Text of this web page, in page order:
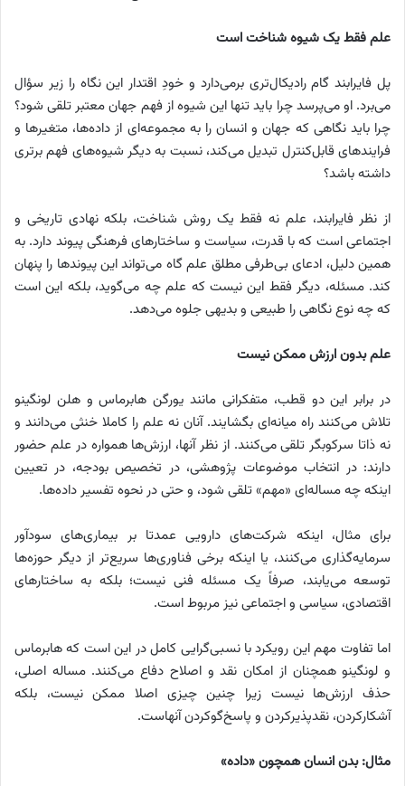
علم فقط یک شیوه شناخت است
پل فایرابند گام رادیکال‌تری برمی‌دارد و خودِ اقتدار این نگاه را زیر سؤال
می‌برد. او می‌پرسد چرا باید تنها این شیوه از فهم جهان معتبر تلقی شود؟
چرا باید نگاهی که جهان و انسان را به مجموعه‌ای از داده‌ها، متغیرها و
فرایندهای قابل‌کنترل تبدیل می‌کند، نسبت به دیگر شیوه‌های فهم برتری
داشته باشد؟
از نظر فایرابند، علم نه فقط یک روش شناخت، بلکه نهادی تاریخی و
اجتماعی است که با قدرت، سیاست و ساختارهای فرهنگی پیوند دارد. به
همین دلیل، ادعای بی‌طرفی مطلق علم گاه می‌تواند این پیوندها را پنهان
کند. مسئله، دیگر فقط این نیست که علم چه می‌گوید، بلکه این است
که چه نوع نگاهی را طبیعی و بدیهی جلوه می‌دهد.
علم بدون ارزش ممکن نیست
در برابر این دو قطب، متفکرانی مانند یورگن هابرماس و هلن لونگینو
تلاش می‌کنند راه میانه‌ای بگشایند. آنان نه علم را کاملا خنثی می‌دانند و
نه ذاتا سرکوبگر تلقی می‌کنند. از نظر آنها، ارزش‌ها همواره در علم حضور
دارند: در انتخاب موضوعات پژوهشی، در تخصیص بودجه، در تعیین
اینکه چه مساله‌ای «مهم» تلقی شود، و حتی در نحوه تفسیر داده‌ها.
برای مثال، اینکه شرکت‌های دارویی عمدتا بر بیماری‌های سودآور
سرمایه‌گذاری می‌کنند، یا اینکه برخی فناوری‌ها سریع‌تر از دیگر حوزه‌ها
توسعه می‌یابند، صرفاً یک مسئله فنی نیست؛ بلکه به ساختارهای
اقتصادی، سیاسی و اجتماعی نیز مربوط است.
اما تفاوت مهم این رویکرد با نسبی‌گرایی کامل در این است که هابرماس
و لونگینو همچنان از امکان نقد و اصلاح دفاع می‌کنند. مساله اصلی،
حذف ارزش‌ها نیست زیرا چنین چیزی اصلا ممکن نیست، بلکه
آشکارکردن، نقدپذیرکردن و پاسخ‌گوکردن آنهاست.
مثال: بدن انسان همچون «داده»